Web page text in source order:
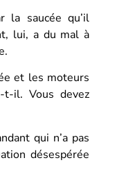
la saucée qu’il
lui, a du mal à
et les moteurs
t-il. Vous devez
qui n’a pas
désespérée